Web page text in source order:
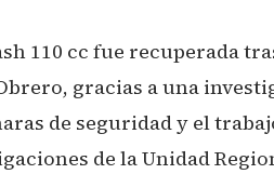
110 cc fue recuperada
gracias a una
de seguridad y el
de la Unidad